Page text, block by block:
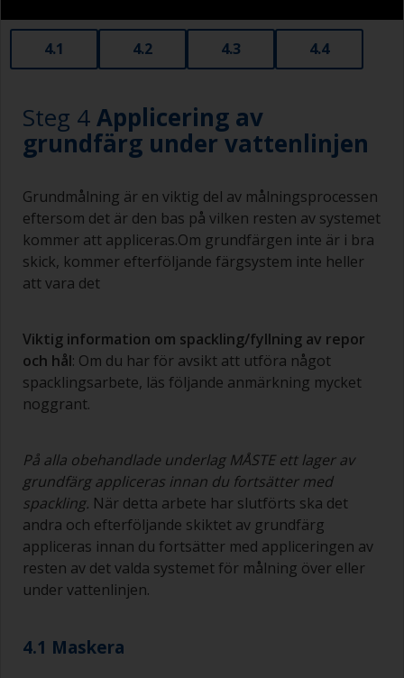
applicerings- och utjämningsverktyg för mindre
områden av spackel.
slipa omgivande områden och bilda ett
nersjunket område som kommer synas igenom
till ytan. Se till att undvika detta.
4.1 4.2 4.3 4.4
Steg 4Applicering av
grundfärg under vattenlinjen
Grundmålning är en viktig del av målningsprocessen
eftersom det är den bas på vilken resten av systemet
kommer att appliceras.Om grundfärgen inte är i bra
skick, kommer efterföljande färgsystem inte heller
att vara det
Viktig information om spackling/fyllning av repor
och hål: Om du har för avsikt att utföra något
spacklingsarbete, läs följande anmärkning mycket
noggrant.
På alla obehandlade underlag MÅSTE ett lager av
grundfärg appliceras innan du fortsätter med
spackling. När detta arbete har slutförts ska det
andra och efterföljande skiktet av grundfärg
appliceras innan du fortsätter med appliceringen av
resten av det valda systemet för målning över eller
under vattenlinjen.
4.1 Maskera